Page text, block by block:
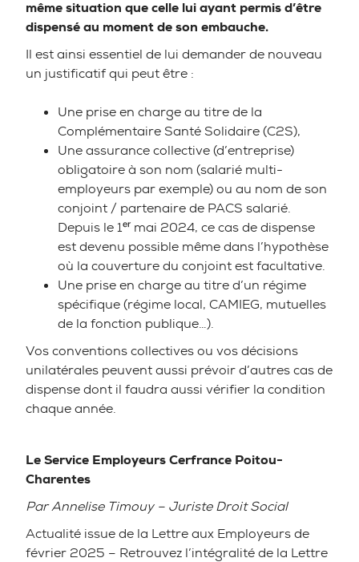
même situation que celle lui ayant permis d’être
dispensé au moment de son embauche.
Il est ainsi essentiel de lui demander de nouveau
un justificatif qui peut être :
Une prise en charge au titre de la
Complémentaire Santé Solidaire (C2S),
Une assurance collective (d’entreprise)
obligatoire à son nom (salarié multi-
employeurs par exemple) ou au nom de son
conjoint / partenaire de PACS salarié.
Depuis le 1ᵉʳ mai 2024, ce cas de dispense
est devenu possible même dans l’hypothèse
où la couverture du conjoint est facultative.
Une prise en charge au titre d’un régime
spécifique (régime local, CAMIEG, mutuelles
de la fonction publique…).
Vos conventions collectives ou vos décisions
unilatérales peuvent aussi prévoir d’autres cas de
dispense dont il faudra aussi vérifier la condition
chaque année.
Le Service Employeurs Cerfrance Poitou-
Charentes
Par Annelise Timouy – Juriste Droit Social
Actualité issue de la Lettre aux Employeurs de
février 2025 – Retrouvez l’intégralité de la Lettre